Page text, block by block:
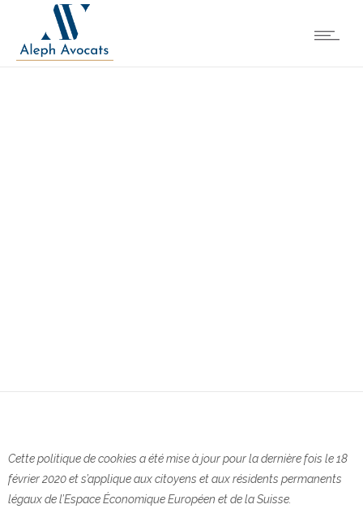
Cette politique de cookies a été mise à jour pour la dernière fois le 18
février 2020 et s’applique aux citoyens et aux résidents permanents
légaux de l’Espace Économique Européen et de la Suisse.